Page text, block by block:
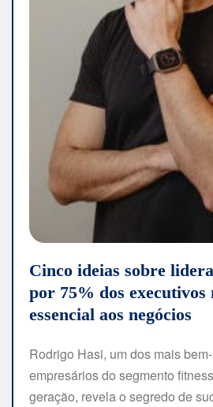
Cinco ideias sobre
por 75% dos executivos
essencial aos negócios
Rodrigo Hasi, um dos mais
empresários do segmento
geração, revela o segredo de